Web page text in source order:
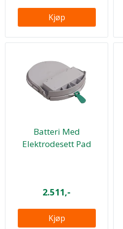
Kjøp
Batteri Med
Elektrodesett Pad
2.511,-
Kjøp